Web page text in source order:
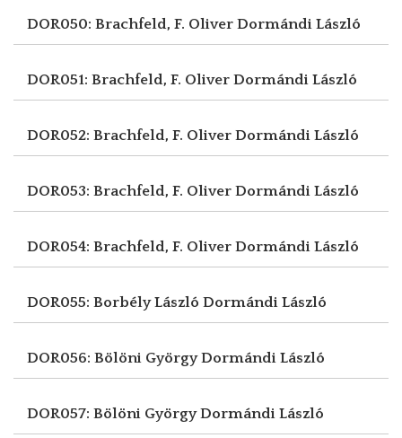
DOR050: Brachfeld, F. Oliver Dormándi László
DOR051: Brachfeld, F. Oliver Dormándi László
DOR052: Brachfeld, F. Oliver Dormándi László
DOR053: Brachfeld, F. Oliver Dormándi László
DOR054: Brachfeld, F. Oliver Dormándi László
DOR055: Borbély László Dormándi László
DOR056: Bölöni GyörgyDormándi László
DOR057: Bölöni GyörgyDormándi László